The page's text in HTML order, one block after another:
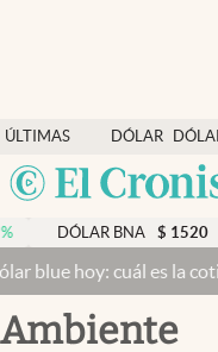
ÚLTIMAS
NOTICIAS
DÓLAR
BLUE
Dólar
Members
Economía y Política
Finanzas y Mercados
Mercados Online
BNA $ 1520 0.00%
es la cotización del
ambiente